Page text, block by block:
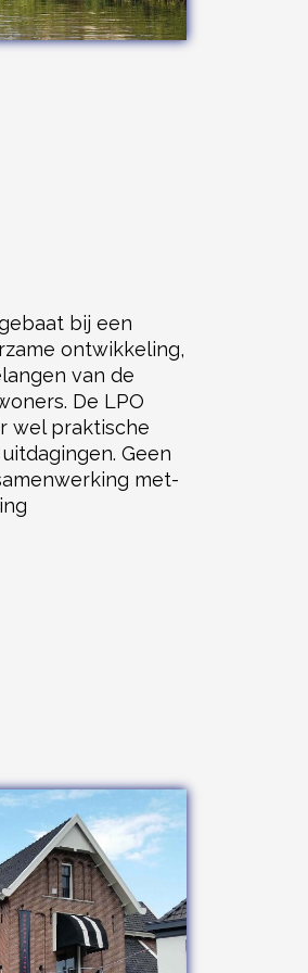
bij een
ontwikkeling,
van de
De LPO
wel praktische
Geen
met-